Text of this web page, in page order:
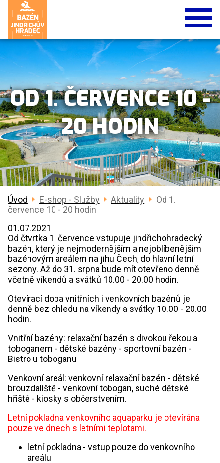
OD 1. ČERVENCE 10 -
20 HODIN
Úvod E-shop - Služby Aktuality
Od 1.
července 10 - 20 hodin
01.07.2021
Od čtvrtka 1. července vstupuje jindřichohradecký
bazén, který je nejmodernějším a nejoblíbenějším
bazénovým areálem na jihu Čech, do hlavní letní
sezony. Až do 31. srpna bude mít otevřeno denně
včetně víkendů a svátků 10.00 - 20.00 hodin.
Otevírací doba vnitřních i venkovních bazénů je
denně bez ohledu na víkendy a svátky 10.00 - 20.00
hodin.
Vnitřní bazény: relaxační bazén s divokou řekou a
toboganem - dětské bazény - sportovní bazén -
Bistro u toboganu
Venkovní areál: venkovní relaxační bazén - dětské
brouzdaliště - venkovní tobogan, suché dětské
hřiště - kiosky s občerstvením.
Letní pokladna venkovního aquaparku je otevírána
pouze ve dnech s letními teplotami.
letní pokladna - vstup pouze do venkovního
areálu